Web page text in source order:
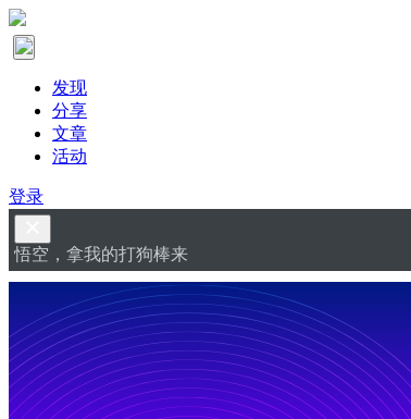
发现
分享
文章
活动
登录
悟空，拿我的打狗棒来